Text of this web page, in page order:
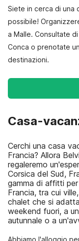
Siete in cerca di una
possibile!
a Malle. Consultate
Conca o prenotate
destinazioni.
Casa-
Cerchi una casa
Francia? Allora
regaleremo
Corsica del Sud,
gamma di affitti
Francia, tra cui
chalet che si
weekend fuori, a
autunnale o a
Abbiamo l'alloggio